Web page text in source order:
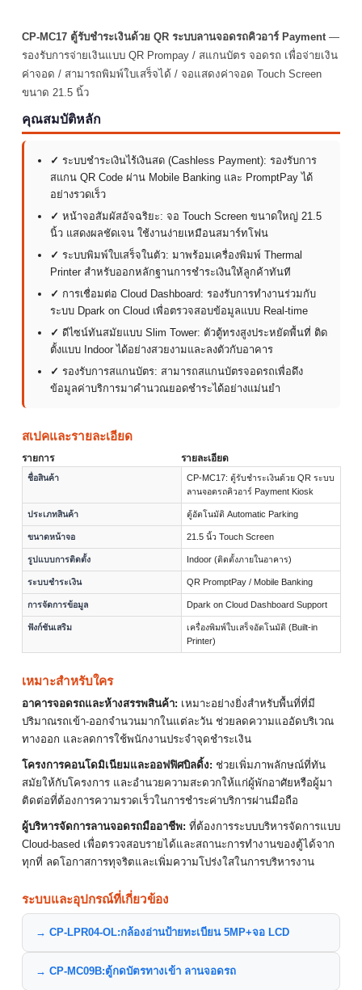
CP-MC17 ตู้รับชำระเงินด้วย QR ระบบลานจอดรถคิวอาร์ Payment —
รองรับการจ่ายเงินแบบ QR Prompay / สแกนบัตร จอดรถ เพื่อจ่ายเงิน
ค่าจอด / สามารถพิมพ์ใบเสร็จได้ / จอแสดงค่าจอด Touch Screen
ขนาด 21.5 นิ้ว
คุณสมบัติหลัก
✓ ระบบชำระเงินไร้เงินสด (Cashless Payment): รองรับการ
สแกน QR Code ผ่าน Mobile Banking และ PromptPay ได้
อย่างรวดเร็ว
✓ หน้าจอสัมผัสอัจฉริยะ: จอ Touch Screen ขนาดใหญ่ 21.5
นิ้ว แสดงผลชัดเจน ใช้งานง่ายเหมือนสมาร์ทโฟน
✓ ระบบพิมพ์ใบเสร็จในตัว: มาพร้อมเครื่องพิมพ์ Thermal
Printer สำหรับออกหลักฐานการชำระเงินให้ลูกค้าทันที
✓ การเชื่อมต่อ Cloud Dashboard: รองรับการทำงานร่วมกับ
ระบบ Dpark on Cloud เพื่อตรวจสอบข้อมูลแบบ Real-time
✓ ดีไซน์ทันสมัยแบบ Slim Tower: ตัวตู้ทรงสูงประหยัดพื้นที่ ติด
ตั้งแบบ Indoor ได้อย่างสวยงามและลงตัวกับอาคาร
✓ รองรับการสแกนบัตร: สามารถสแกนบัตรจอดรถเพื่อดึง
ข้อมูลค่าบริการมาคำนวณยอดชำระได้อย่างแม่นยำ
สเปคและรายละเอียด
รายการ รายละเอียด
ชื่อสินค้า
CP-MC17: ตู้รับชำระเงินด้วย QR ระบบ
ลานจอดรถคิวอาร์ Payment Kiosk
ประเภทสินค้า ตู้อัตโนมัติ Automatic Parking
ขนาดหน้าจอ 21.5 นิ้ว Touch Screen
รูปแบบการติดตั้ง Indoor (ติดตั้งภายในอาคาร)
ระบบชำระเงิน QR PromptPay / Mobile Banking
การจัดการข้อมูล Dpark on Cloud Dashboard Support
ฟังก์ชันเสริม
เครื่องพิมพ์ใบเสร็จอัตโนมัติ (Built-in
Printer)
เหมาะสำหรับใคร
อาคารจอดรถและห้างสรรพสินค้า: เหมาะอย่างยิ่งสำหรับพื้นที่ที่มี
ปริมาณรถเข้า-ออกจำนวนมากในแต่ละวัน ช่วยลดความแออัดบริเวณ
ทางออก และลดการใช้พนักงานประจำจุดชำระเงิน
โครงการคอนโดมิเนียมและออฟฟิศบิลดิ้ง: ช่วยเพิ่มภาพลักษณ์ที่ทัน
สมัยให้กับโครงการ และอำนวยความสะดวกให้แก่ผู้พักอาศัยหรือผู้มา
ติดต่อที่ต้องการความรวดเร็วในการชำระค่าบริการผ่านมือถือ
ผู้บริหารจัดการลานจอดรถมืออาชีพ: ที่ต้องการระบบบริหารจัดการแบบ
Cloud-based เพื่อตรวจสอบรายได้และสถานะการทำงานของตู้ได้จาก
ทุกที่ ลดโอกาสการทุจริตและเพิ่มความโปร่งใสในการบริหารงาน
ระบบและอุปกรณ์ที่เกี่ยวข้อง
→ CP-LPR04-OL:กล้องอ่านป้ายทะเบียน 5MP+จอ LCD
→ CP-MC09B:ตู้กดบัตรทางเข้า ลานจอดรถ